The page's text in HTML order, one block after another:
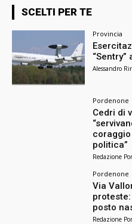
SCELTI PER TE
Provincia
“Sentry”
Alessandro
Pordenone
Cedri di
politica”
Redazione
Pordenone
Via
posto
Redazione